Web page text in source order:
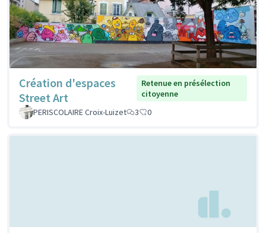
Création d'espaces
Street Art
Retenue en présélection
citoyenne
PERISCOLAIRE Croix-Luizet
3 0